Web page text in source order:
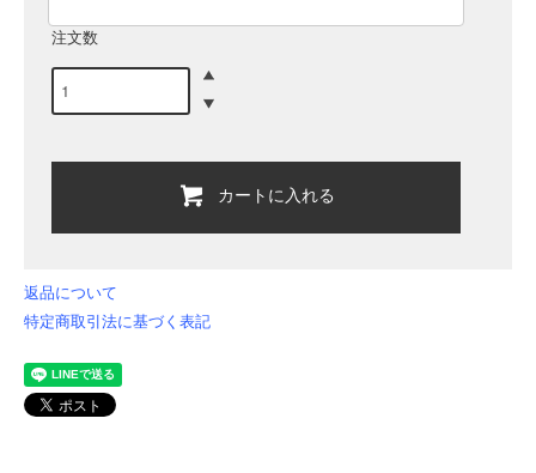
注文数
カートに入れる
返品について
特定商取引法に基づく表記